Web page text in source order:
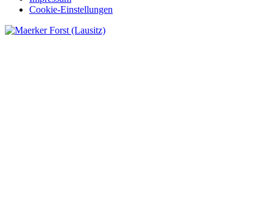
Cookie-Einstellungen